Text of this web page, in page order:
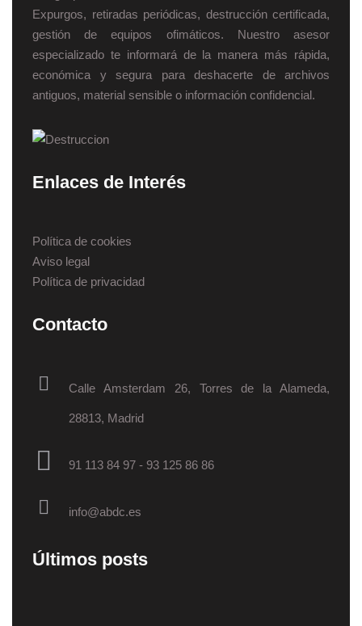
Expurgos, retiradas periódicas, destrucción certificada,
gestión de equipos ofimáticos. Nuestro asesor
especializado te informará de la manera más rápida,
económica y segura para deshacerte de archivos
antiguos, material sensible o información confidencial.
Enlaces de Interés
Política de cookies
Aviso legal
Política de privacidad
Contacto
Calle Amsterdam 26, Torres de la Alameda,
28813, Madrid
91 113 84 97 - 93 125 86 86
info@abdc.es
Últimos posts